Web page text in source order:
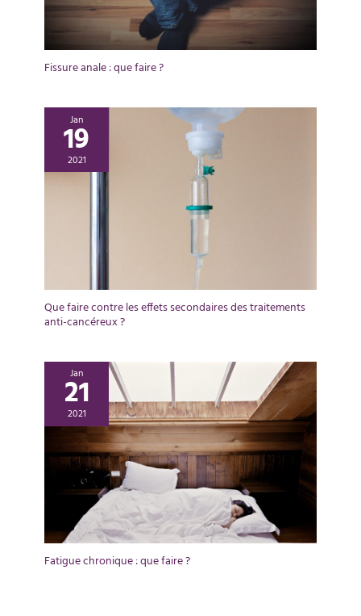
Fissure anale : que faire ?
Jan
19
2021
Que faire contre les effets secondaires des traitements
anti-cancéreux ?
Jan
21
2021
Fatigue chronique : que faire ?